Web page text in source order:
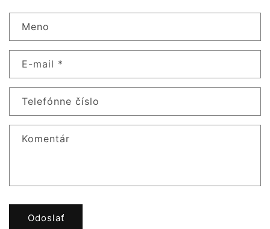
Meno
E-mail *
Telefónne číslo
Komentár
Odoslať